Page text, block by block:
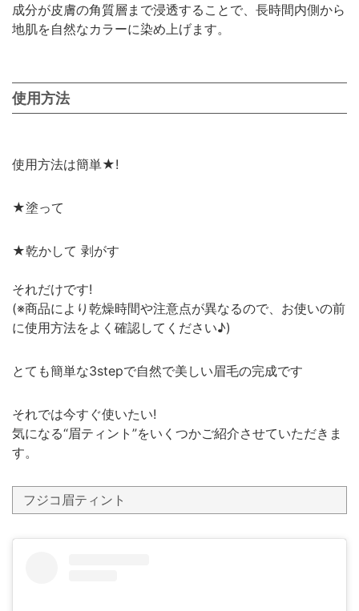
成分が皮膚の角質層まで浸透することで、長時間内側から
地肌を自然なカラーに染め上げます。
使用方法
使用方法は簡単★!
★塗って
★乾かして 剥がす
それだけです!
(※商品により乾燥時間や注意点が異なるので、お使いの前
に使用方法をよく確認してください♪)
とても簡単な3stepで自然で美しい眉毛の完成です
それでは今すぐ使いたい!
気になる“眉ティント”をいくつかご紹介させていただきま
す。
フジコ眉ティント